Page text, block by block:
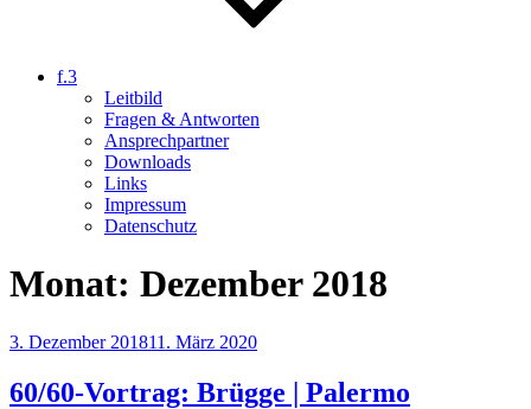
f.3
Leitbild
Fragen & Antworten
Ansprechpartner
Downloads
Links
Impressum
Datenschutz
Monat: Dezember 2018
Veröffentlicht
3. Dezember 201811. März 2020
60/60-Vortrag: Brügge | Palermo